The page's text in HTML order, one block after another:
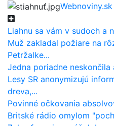
Webnoviny.sk
Liahnu sa vám v sudoch a
Muž zakladal požiare na
Petržalke...
Jedna poriadne neskončila
Lesy SR anonymizujú
dreva,...
Povinné očkovania
Britské rádio omylom